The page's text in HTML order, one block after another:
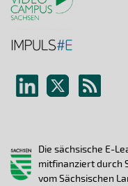
Die sächsische E-
mitfinanziert durch
vom Sächsischen